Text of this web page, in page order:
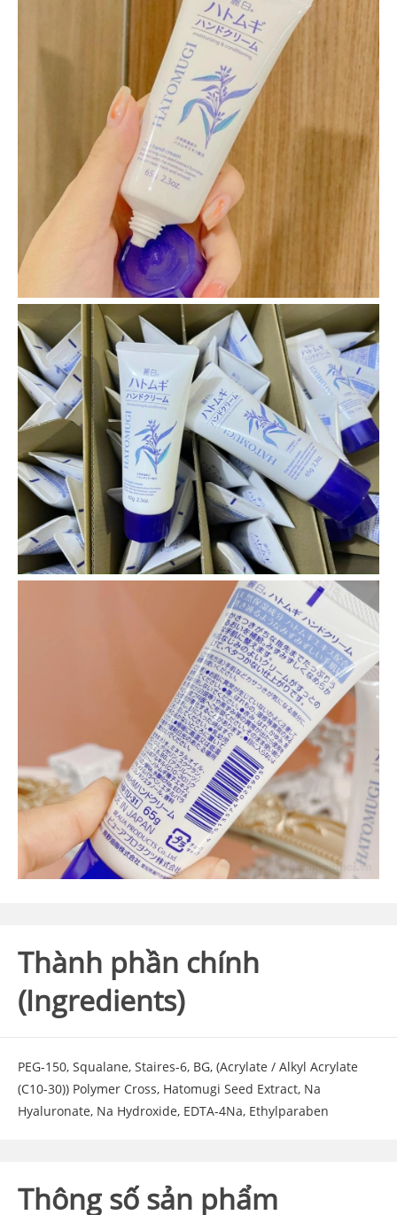
Thành phần chính
(Ingredients)
PEG-150, Squalane, Staires-6, BG, (Acrylate / Alkyl Acrylate
(C10-30)) Polymer Cross, Hatomugi Seed Extract, Na
Hyaluronate, Na Hydroxide, EDTA-4Na, Ethylparaben
Thông số sản phẩm